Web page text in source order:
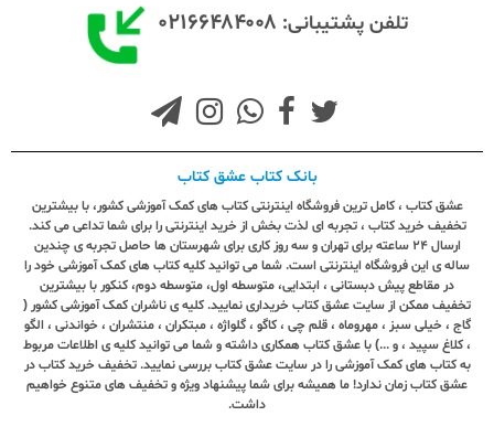
تلفن پشتیبانی: ۰۲۱۶۶۴۸۴۰۰۸
بانک کتاب عشق کتاب
عشق کتاب ، کامل ترین فروشگاه اینترنتی کتاب های کمک آموزشی کشور، با بیشترین
تخفیف خرید کتاب ، تجربه ای لذت بخش از خرید اینترنتی را برای شما تداعی می کند.
ارسال ٢٤ ساعته برای تهران و سه روز کاری برای شهرستان ها حاصل تجربه ی چندین
ساله ی این فروشگاه اینترنتی است. شما می توانید کلیه کتاب های کمک آموزشی خود را
در مقاطع پیش دبستانی ، ابتدایی، متوسطه اول، متوسطه دوم، کنکور با بیشترین
تخفیف ممکن از سایت عشق کتاب خریداری نمایید. کلیه ی ناشران کمک آموزشی کشور (
گاج ، خیلی سبز ، مهروماه ، قلم چی ، کاگو ، گلواژه ، مبتکران ، منتشران ، خواندنی ، الگو
، کلاغ سپید ، و ...) با عشق کتاب همکاری داشته و شما می توانید کلیه ی اطلاعات مربوط
به کتاب های کمک آموزشی را در سایت عشق کتاب بررسی نمایید. تخفیف خرید کتاب در
عشق کتاب زمان ندارد! ما همیشه برای شما پیشنهاد ویژه و تخفیف های متنوع خواهیم
داشت.